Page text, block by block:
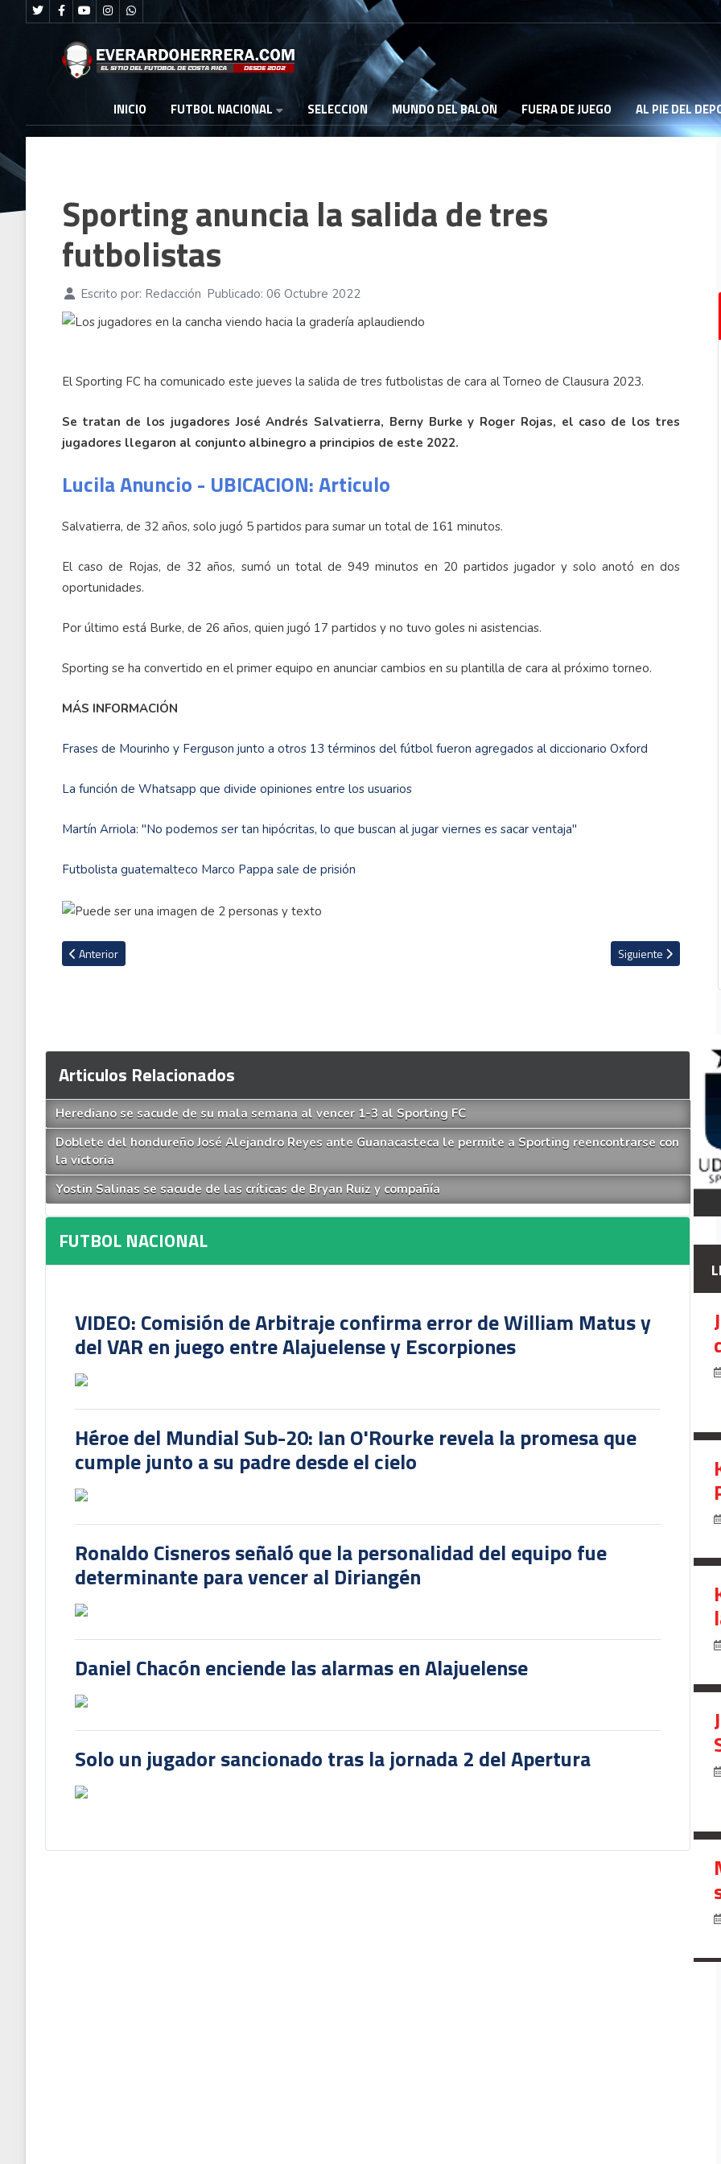
INICIO FUTBOL NACIONAL SELECCION MUNDO DEL BALON FUERA DE JUEGO AL PIE DEL
Sporting anuncia la salida de tres
futbolistas
Escrito por: Redacción Publicado: 06 Octubre 2022
El Sporting FC ha comunicado este jueves la salida de tres futbolistas de cara al Torneo de Clausura 2023.
Se tratan de los jugadores José Andrés Salvatierra, Berny Burke y Roger Rojas, el caso de los tres
jugadores llegaron al conjunto albinegro a principios de este 2022.
Lucila Anuncio - UBICACION: Articulo
Salvatierra, de 32 años, solo jugó 5 partidos para sumar un total de 161 minutos.
El caso de Rojas, de 32 años, sumó un total de 949 minutos en 20 partidos jugador y solo anotó en dos
oportunidades.
Por último está Burke, de 26 años, quien jugó 17 partidos y no tuvo goles ni asistencias.
Sporting se ha convertido en el primer equipo en anunciar cambios en su plantilla de cara al próximo torneo.
MÁS INFORMACIÓN
Frases de Mourinho y Ferguson junto a otros 13 términos del fútbol fueron agregados al diccionario Oxford
La función de Whatsapp que divide opiniones entre los usuarios
Martín Arriola: ''No podemos ser tan hipócritas, lo que buscan al jugar viernes es sacar ventaja''
Futbolista guatemalteco Marco Pappa sale de prisión
Artículo anterior: Aforo del estadio Morera Soto podría sufrir reducción tras inspección de Bomberos
Anterior Artículo siguiente:
Siguiente
Articulos Relacionados
Herediano se sacude de su mala semana al vencer 1-3 al Sporting FC
Doblete del hondureño José Alejandro Reyes ante Guanacasteca le permite a Sporting reencontrarse con
la victoria
Yostin Salinas se sacude de las críticas de Bryan Ruiz y compañía
FUTBOL NACIONAL
VIDEO: Comisión de Arbitraje confirma error de William Matus y
del VAR en juego entre Alajuelense y Escorpiones
Héroe del Mundial Sub-20: Ian O'Rourke revela la promesa que
cumple junto a su padre desde el cielo
Ronaldo Cisneros señaló que la personalidad del equipo fue
determinante para vencer al Diriangén
Daniel Chacón enciende las alarmas en Alajuelense
Solo un jugador sancionado tras la jornada 2 del Apertura